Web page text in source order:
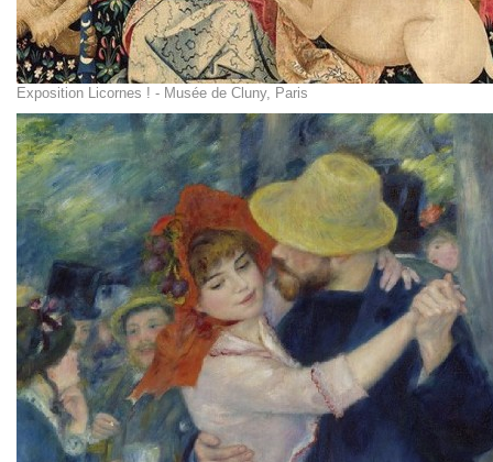
Exposition Licornes ! - Musée de Cluny, Paris